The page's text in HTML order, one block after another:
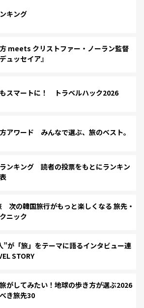
キング
meets クリストファー・ノーラン監督
ュッセイア』
スマートに！ トラベルハック2026
アワード みんなで選ぶ、旅のベスト。
ンキング 読者の投票をもとにランキン
次の韓国旅行がもっと楽しくなる 旅先・
ニック
”が「旅」をテーマに語るインタビュー連
STORY
がしてみたい！地球の歩き方が選ぶ2026
き旅先30